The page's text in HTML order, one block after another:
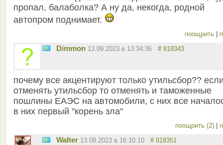
пропал, балаболка? А ну да, некогда, родной
автопром поднимает.
поощрить
Dimmon 13.09.2023 в 13:34:36 # 818343
почему все акцентируют только утильсбор??
отменять утильсбор то отменять и таможенные
пошлины ЕАЭС на автомобили, с них все
в них первый "корень зла"
поощрить (2)
Walter 13.09.2023 в 16:10:10 # 818351